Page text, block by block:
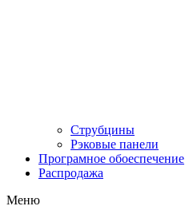
Струбцины
Рэковые панели
Програмное обоеспечение
Распродажа
Меню